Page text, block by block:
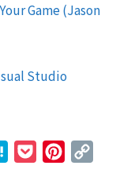
Game (Jason
Studio
HatenaPocket